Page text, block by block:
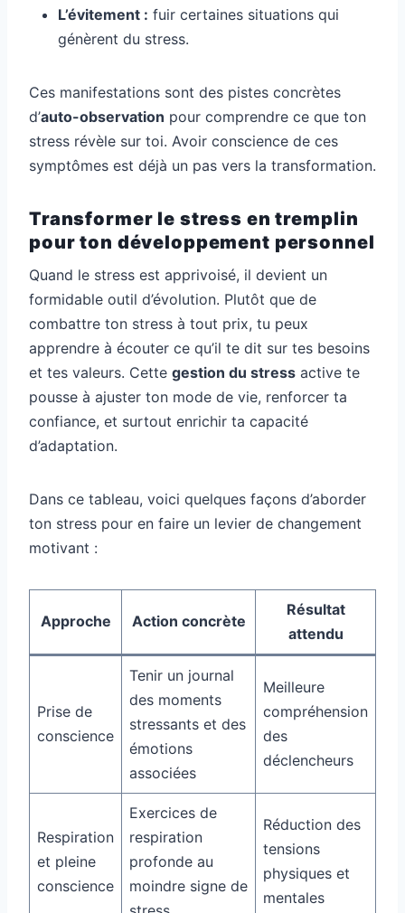
L’évitement : fuir certaines situations qui
génèrent du stress.
Ces manifestations sont des pistes concrètes
d’auto-observation pour comprendre ce que ton
stress révèle sur toi. Avoir conscience de ces
symptômes est déjà un pas vers la transformation.
Transformer le stress en tremplin
pour ton développement personnel
Quand le stress est apprivoisé, il devient un
formidable outil d’évolution. Plutôt que de
combattre ton stress à tout prix, tu peux
apprendre à écouter ce qu’il te dit sur tes besoins
et tes valeurs. Cette gestion du stress active te
pousse à ajuster ton mode de vie, renforcer ta
confiance, et surtout enrichir ta capacité
d’adaptation.
Dans ce tableau, voici quelques façons d’aborder
ton stress pour en faire un levier de changement
motivant :
Approche Action concrète
Résultat
attendu
Prise de
conscience
Tenir un journal
des moments
stressants et des
émotions
associées
Meilleure
compréhension
des
déclencheurs
Respiration
et pleine
conscience
Exercices de
respiration
profonde au
moindre signe de
Réduction des
tensions
physiques et
mentales